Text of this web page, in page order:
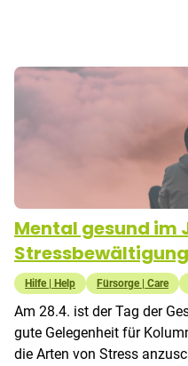
Mental gesund im
Stressbewältigung
Hilfe | Help Fürsorge | Care
Am 28.4. ist der Tag der
gute Gelegenheit für
die Arten von Stress